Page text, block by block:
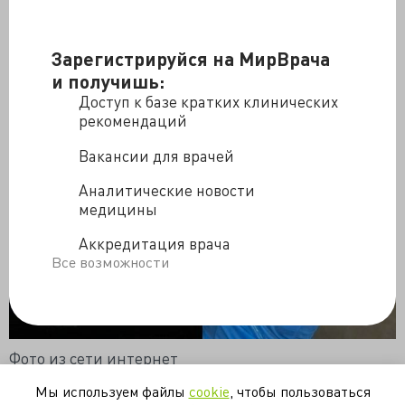
Зарегистрируйся на МирВрача
и получишь:
Доступ к базе кратких клинических
рекомендаций
Вакансии для врачей
Аналитические новости
медицины
Аккредитация врача
Все возможности
Фото из сети интернет
Мы используем файлы cookie , чтобы пользоваться